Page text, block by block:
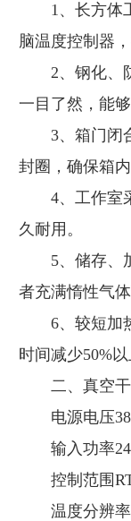
1、长方体工
脑温度控制器
2、钢化、防
一目了然，能
3、箱门闭合
封圈，确保箱内
4、工作室采
久耐用。
5、储存、加
者充满惰性气
6、较短加热
时间减少50%以
二、真空干
电源电压
输入功率
控制范围RT
温度分辨率